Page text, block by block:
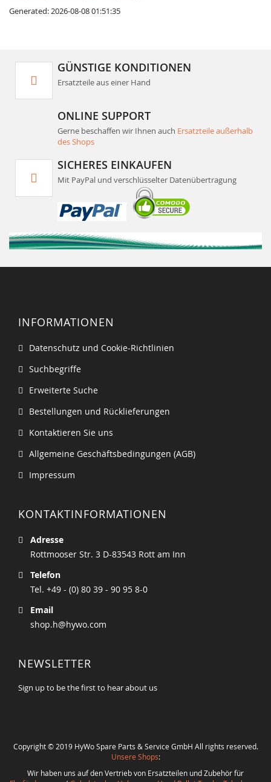
Generated: 2026-08-08 01:51:35
GÜNSTIGE KONDITIONEN
Ersatzteile aus einer Hand
ONLINE SUPPORT
Gerne beschaffen wir Ihnen auch Ersatzteile außerhalb
des Shops
SICHERES EINKAUFEN
Mit PayPal und verschlüsselter Datenübertragung
INFORMATIONEN
Datenschutz und Cookie-Richtlinien
Suchbegriffe
Erweiterte Suche
Bestellungen und Rücklieferungen
Kontaktieren Sie uns
Allgemeine Geschäftsbedingungen (AGB)
Impressum
KONTAKTINFORMATIONEN
Adresse
Rottmooser Str. 3 D-83543 Rott am Inn
Telefon
Tel. +49 - (0) 80 39 - 90 95 8-0
Email
shop.h@hywo.com
NEWSLETTER
Sign up to be the first to hear about us
Copyright © 2019 HyWo Spare Parts & Service GmbH All rights reserved.
Unsere Shops:
Wir haben uns auf den Vertrieb von Ersatzteilen und Zubehör für